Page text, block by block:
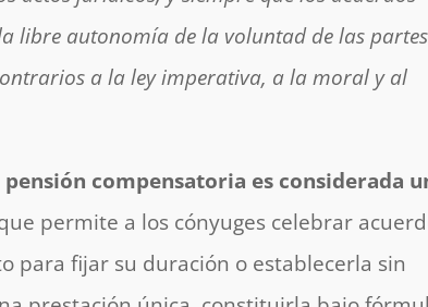
libre autonomía de la voluntad de las partes
a la ley imperativa, a la moral y al
pensión compensatoria es considerada
permite a los cónyuges celebrar
para fijar su duración o establecerla sin